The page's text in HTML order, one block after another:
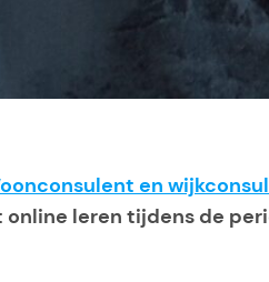
en
leren tijdens de